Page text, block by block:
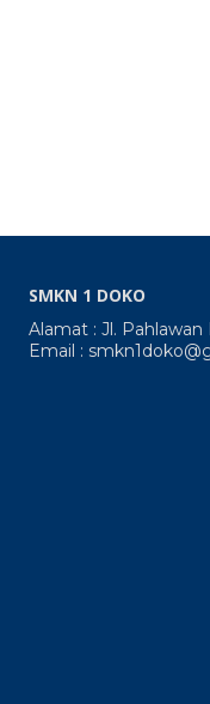
SMKN 1 DOKO
Alamat : Jl.
Email :